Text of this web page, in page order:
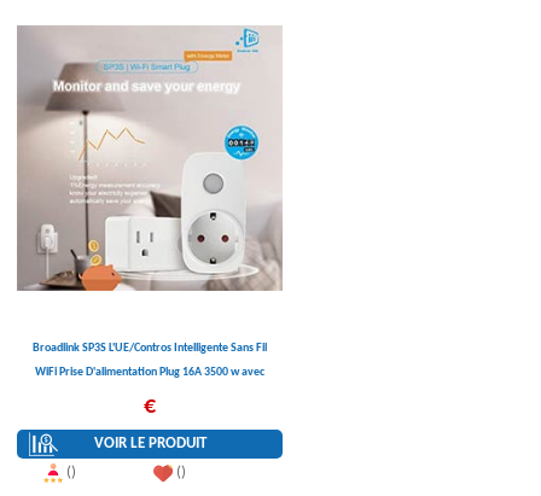
Broadlink SP3S L'UE/Contros Intelligente Sans Fil
WiFi Prise D'alimentation Plug 16A 3500 w avec
€
VOIR LE PRODUIT
()
()